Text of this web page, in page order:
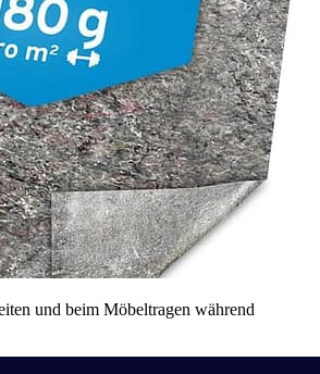
und beim Möbeltragen während